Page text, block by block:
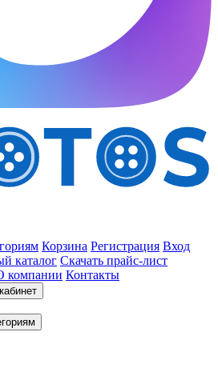
Корзина Регистрация Вход
каталог Скачать прайс-лист
компании Контакты